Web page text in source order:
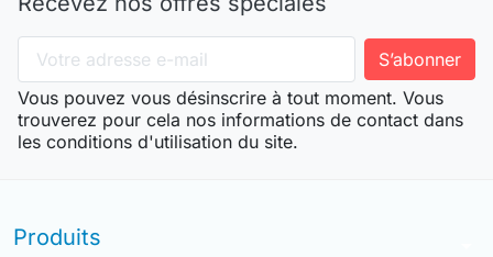
Vous pouvez vous désinscrire à tout moment. Vous
trouverez pour cela nos informations de contact dans
les conditions d'utilisation du site.
Produits